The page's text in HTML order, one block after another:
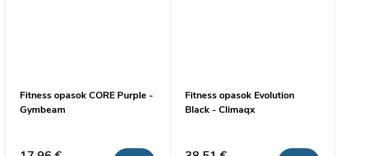
Fitness opasok CORE Purple -
Gymbeam
Fitness opasok Evolution
Black - Climaqx